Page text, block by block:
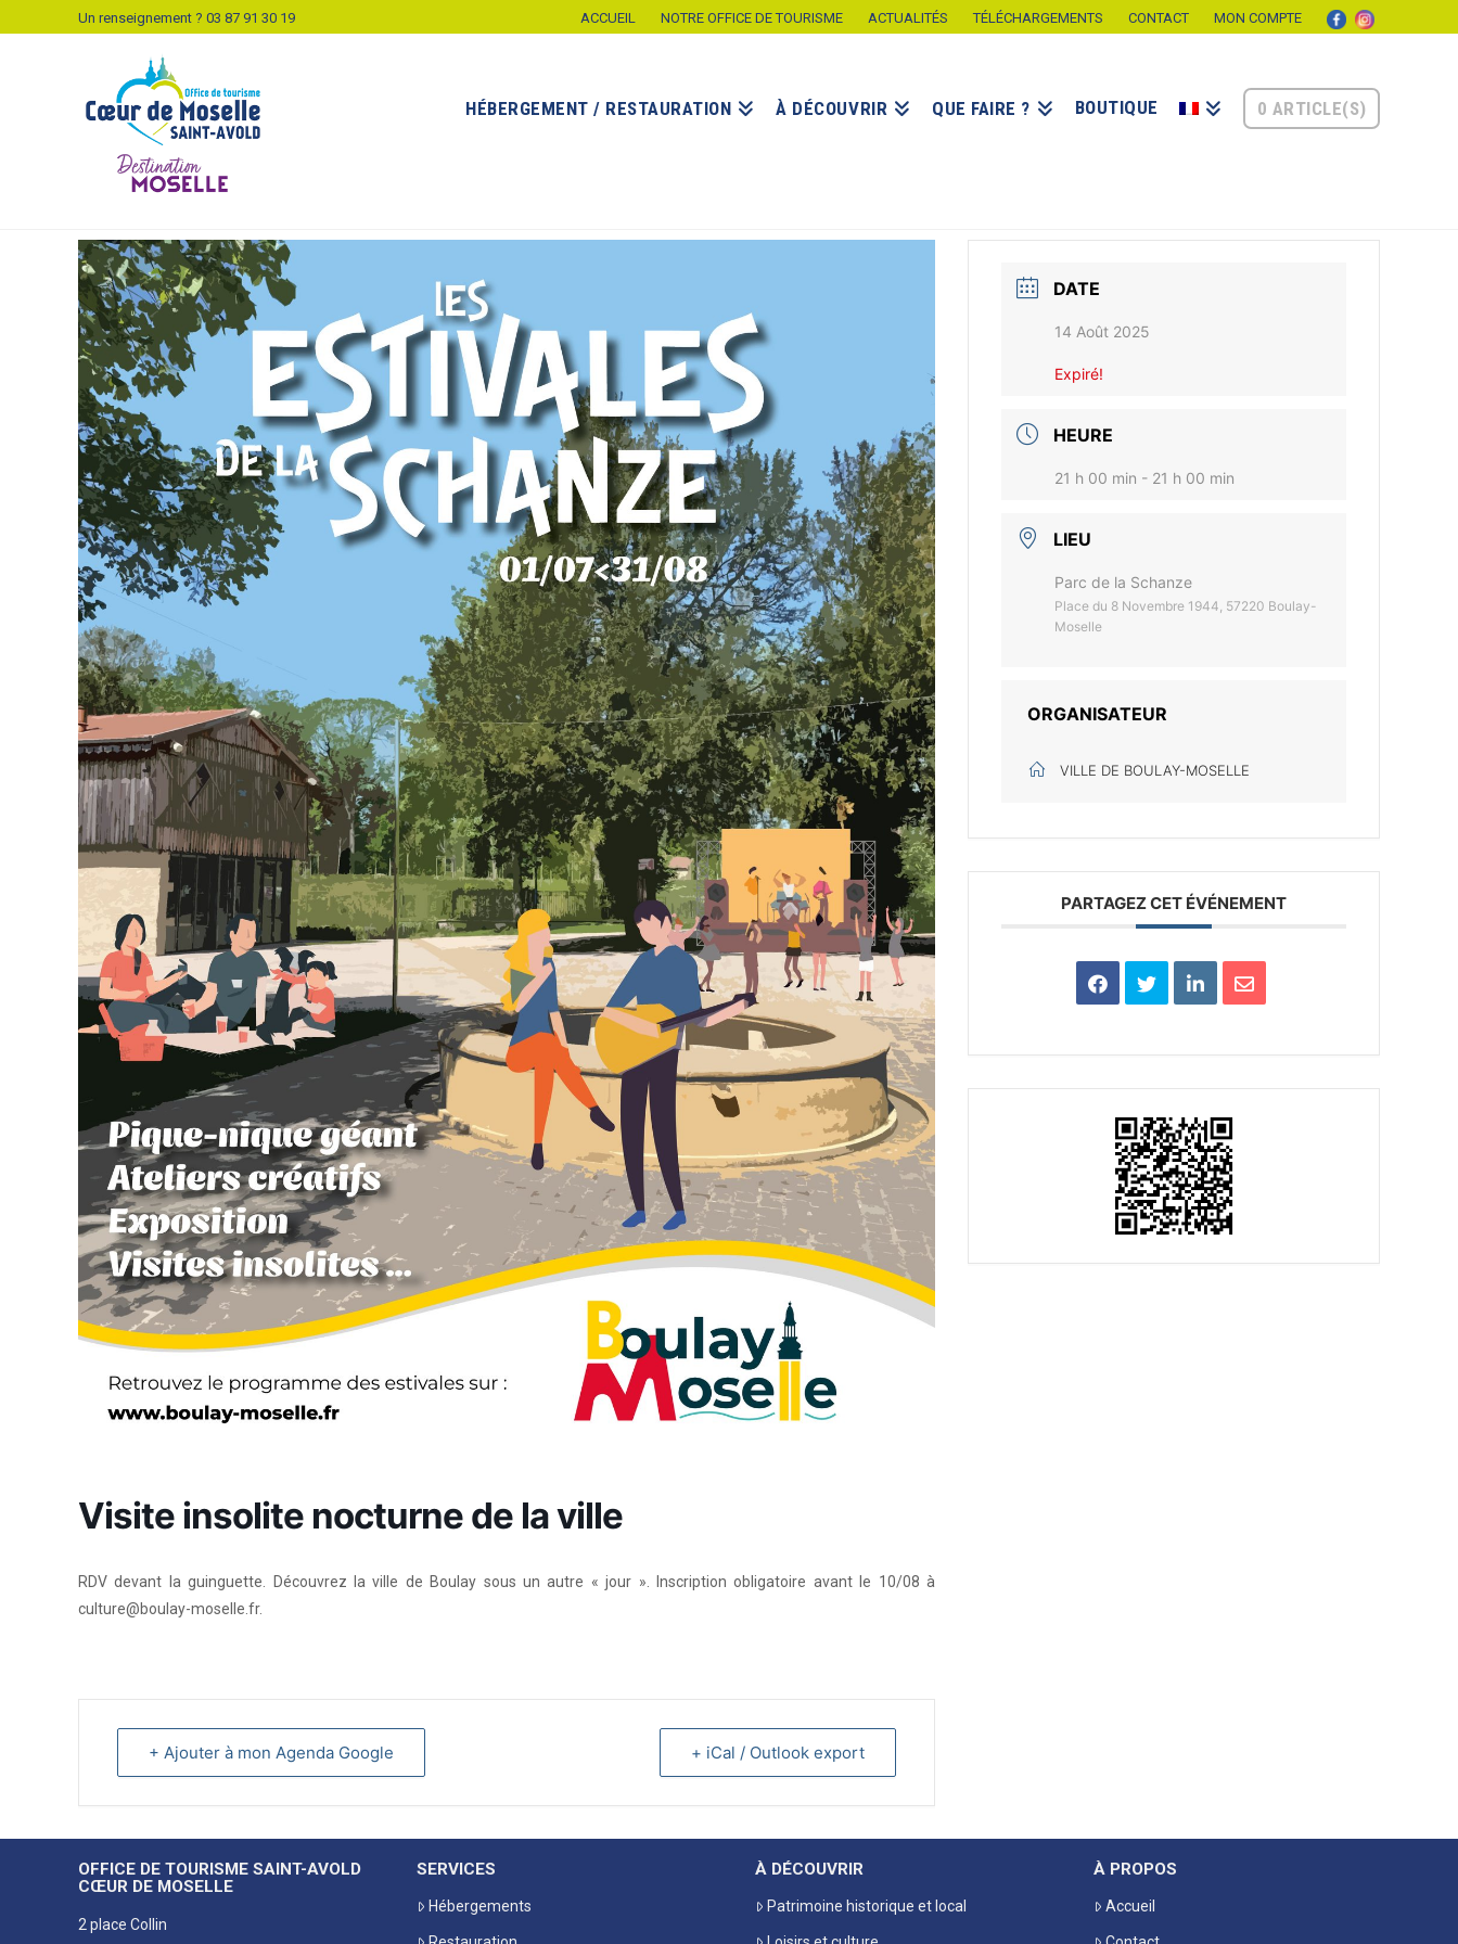
Un renseignement ? 03 87 91 30 19 ACCUEIL NOTRE OFFICE DE TOURISME ACTUALITÉS TÉLÉCHARGEMENTS CONTACT MON COMPTE
HÉBERGEMENT / RESTAURATION À DÉCOUVRIR QUE FAIRE ? BOUTIQUE 0 ARTICLE(S)
Visite insolite nocturne de la ville
RDV devant la guinguette. Découvrez la ville de Boulay sous un autre « jour ». Inscription obligatoire avant le 10/08 à
culture@boulay-moselle.fr.
+ Ajouter à mon Agenda Google + iCal / Outlook export
DATE
14 Août 2025
Expiré!
HEURE
21 h 00 min - 21 h 00 min
LIEU
Parc de la Schanze
Place du 8 Novembre 1944, 57220 Boulay-
Moselle
ORGANISATEUR
VILLE DE BOULAY-MOSELLE
PARTAGEZ CET ÉVÉNEMENT
OFFICE DE TOURISME SAINT-AVOLD
CŒUR DE MOSELLE
2 place Collin
SERVICES
Hébergements
À DÉCOUVRIR
Patrimoine historique et local
À PROPOS
Accueil